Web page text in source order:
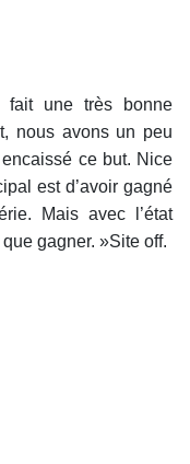
fait une très bonne
nous avons un peu
ce but. Nice
est d’avoir gagné
Mais avec l’état
gagner. »Site off.